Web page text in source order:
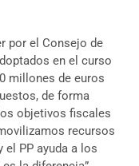
por el Consejo de
en el curso
millones de euros
de forma
objetivos fiscales
recursos
el PP ayuda a los